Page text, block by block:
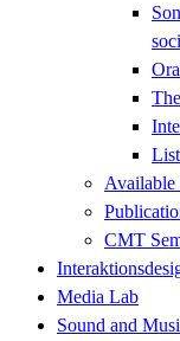
Available
CMT
Media Lab
Sound and